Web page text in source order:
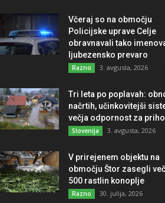
Včeraj so na območju
Policijske uprave Celje
obravnavali tako
ljubezensko prevaro
Razno 3. avgusta, 2026
Tri leta po poplavah:
načrtih, učinkovitejši
večja odpornost za
Slovenija 3. avgusta, 2026
V prirejenem objektu na
območju Štor zasegli več
500 rastlin konoplje
Razno 30. julija, 2026